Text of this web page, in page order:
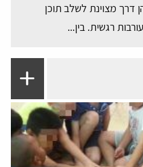
דרך מצוינת לשלב תוכן
רגשית. בין...